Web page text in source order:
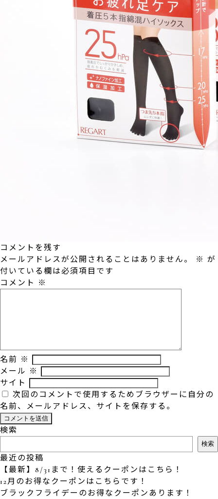
コメントを残す
メールアドレスが公開されることはありません。
※ が
付いている欄は必須項目です
コメント ※
名前 ※
メール ※
サイト
次回のコメントで使用するためブラウザーに自分の
名前、メールアドレス、サイトを保存する。
検索
検索
最近の投稿
【最新】8/31まで！使えるクーポンはこちら！
12月のお得なクーポンはこちらです！
ブラックフライデーのお得なクーポンあります！